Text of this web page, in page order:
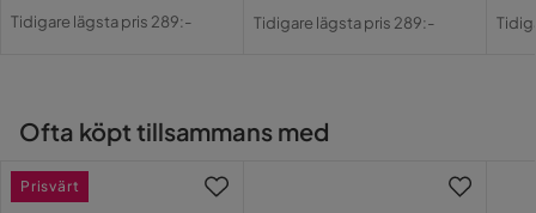
Pris
Original
Tidigare lägsta pris 289:-
Pris
Original
Tidigare lägsta pris 289:-
Ofta köpt tillsammans med
Prisvärt